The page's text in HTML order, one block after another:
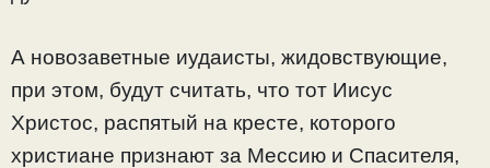
А новозаветные иудаисты, жидовствующие,
при этом, будут считать, что тот Иисус
Христос, распятый на кресте, которого
христиане признают за Мессию и Спасителя,